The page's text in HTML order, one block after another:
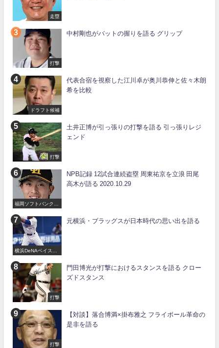
走塁
打撃
中村剛也がバットの握りを語る グリップ
ドラフト候補
代表合宿を視察した江川卓が奥川恭伸と佐々木朗
希を比較
打撃
土井正博が引っ張りの打撃を語る 引っ張りレジ
ェンド
福岡ソフトバンクホ
NPB記録 12試合連続盗塁 周東祐京を立浪 田尾
高木が語る 2020.10.29
横浜DeNAベイスタ
元横浜・ブラッグスが日本時代の思い出を語る
打撃
門田博光が打撃におけるスタンスを語る クロー
ズドスタンス
打撃
【対談】落合博満×掛布雅之 フライボール革命の
是非を語る